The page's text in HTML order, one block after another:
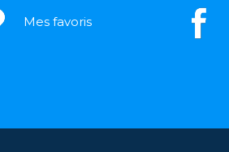
Mes favoris